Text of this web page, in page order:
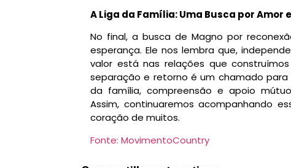
A Liga da Família: Uma Busca por Amor
No final, a busca de Magno por
esperança. Ele nos lembra que,
valor está nas relações que
separação e retorno é um chamado
da família, compreensão e apoio
Assim, continuaremos acompanhando
coração de muitos.
Fonte: MovimentoCountry